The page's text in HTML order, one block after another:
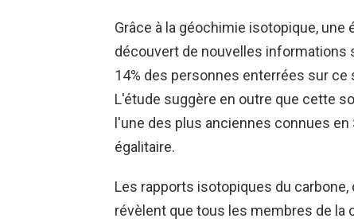
Grâce à la géochimie isotopique, une
découvert de nouvelles informations
14% des personnes enterrées sur ce
L'étude suggère en outre que cette
l'une des plus anciennes connues
égalitaire.
Les rapports isotopiques du
révèlent que tous les membres de